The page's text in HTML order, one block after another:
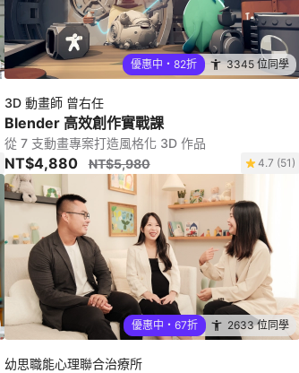
優惠中・82折 3345 位同學
3D 動畫師 曾右任
Blender 高效創作實戰課
從 7 支動畫專案打造風格化 3D 作品
NT$4,880 NT$5,980 4.7 (51)
優惠中・67折 2633 位同學
幼思職能心理聯合治療所